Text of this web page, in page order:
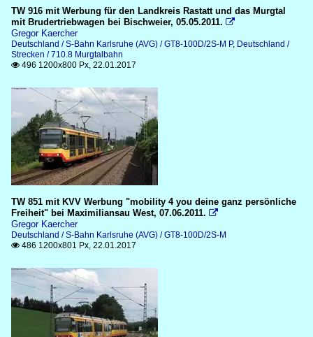
TW 916 mit Werbung für den Landkreis Rastatt und das Murgtal
mit Brudertriebwagen bei Bischweier, 05.05.2011. 
Gregor Kaercher
Deutschland / S-Bahn Karlsruhe (AVG) / GT8-100D/2S-M P, Deutschland /
Strecken / 710.8 Murgtalbahn
 496 1200x800 Px, 22.01.2017
TW 851 mit KVV Werbung "mobility 4 you deine ganz persönliche
Freiheit" bei Maximiliansau West, 07.06.2011. 
Gregor Kaercher
Deutschland / S-Bahn Karlsruhe (AVG) / GT8-100D/2S-M
 486 1200x801 Px, 22.01.2017